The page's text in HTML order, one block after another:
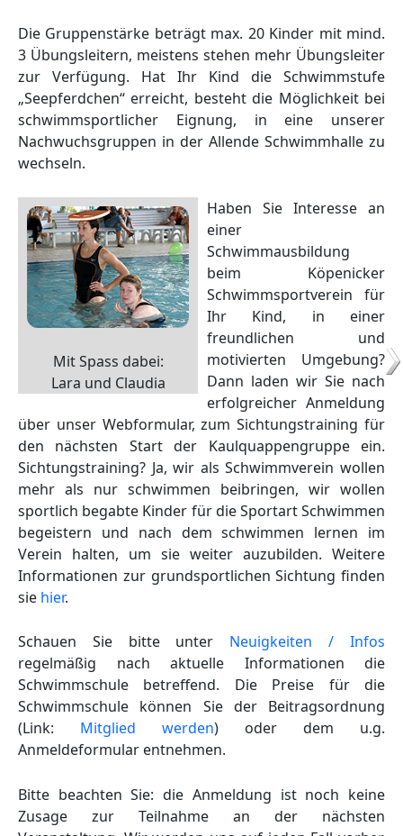
Die Gruppenstärke beträgt max. 20 Kinder mit mind.
3 Übungsleitern, meistens stehen mehr Übungsleiter
zur Verfügung. Hat Ihr Kind die Schwimmstufe
„Seepferdchen“ erreicht, besteht die Möglichkeit bei
schwimmsportlicher Eignung, in eine unserer
Nachwuchsgruppen in der Allende Schwimmhalle zu
wechseln.
Mit Spass dabei:
Lara und Claudia
Haben Sie Interesse an
einer
Schwimmausbildung
beim Köpenicker
Schwimmsportverein für
Ihr Kind, in einer
freundlichen und
motivierten Umgebung?
Dann laden wir Sie nach
erfolgreicher Anmeldung
über unser Webformular, zum Sichtungstraining für
den nächsten Start der Kaulquappengruppe ein.
Sichtungstraining? Ja, wir als Schwimmverein wollen
mehr als nur schwimmen beibringen, wir wollen
sportlich begabte Kinder für die Sportart Schwimmen
begeistern und nach dem schwimmen lernen im
Verein halten, um sie weiter auzubilden. Weitere
Informationen zur grundsportlichen Sichtung finden
sie hier.
Schauen Sie bitte unter Neuigkeiten / Infos
regelmäßig nach aktuelle Informationen die
Schwimmschule betreffend. Die Preise für die
Schwimmschule können Sie der Beitragsordnung
(Link: Mitglied werden) oder dem u.g.
Anmeldeformular entnehmen.
Bitte beachten Sie: die Anmeldung ist noch keine
Zusage zur Teilnahme an der nächsten